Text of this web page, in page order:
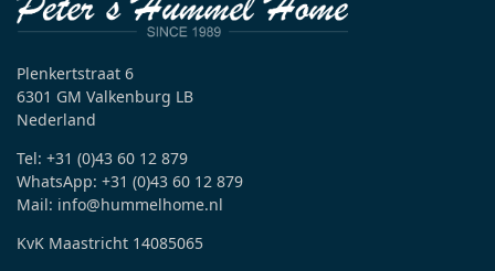
Plenkertstraat 6
6301 GM Valkenburg LB
Nederland
Tel: +31 (0)43 60 12 879
WhatsApp: +31 (0)43 60 12 879
Mail: info@hummelhome.nl
KvK Maastricht 14085065